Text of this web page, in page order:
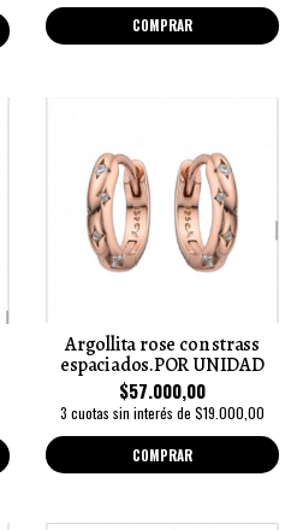
COMPRAR
Argollita rose con strass
espaciados.POR UNIDAD
$57.000,00
3 cuotas sin interés de $19.000,00
COMPRAR